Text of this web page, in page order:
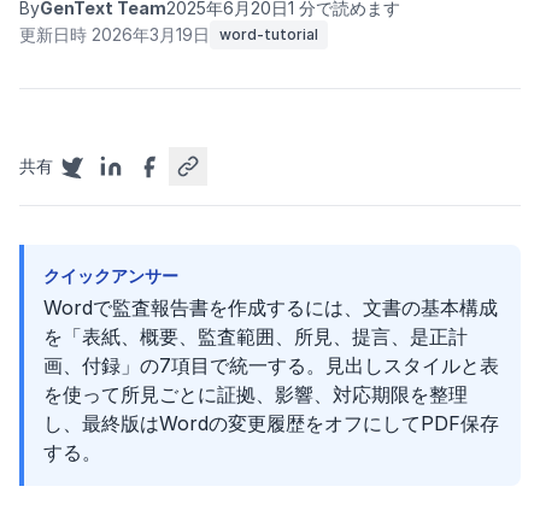
ByGenText Team2025年6月20日1 分で読めます
更新日時 2026年3月19日
word-tutorial
共有
クイックアンサー
Wordで監査報告書を作成するには、文書の基本構成
を「表紙、概要、監査範囲、所見、提言、是正計
画、付録」の7項目で統一する。見出しスタイルと表
を使って所見ごとに証拠、影響、対応期限を整理
し、最終版はWordの変更履歴をオフにしてPDF保存
する。